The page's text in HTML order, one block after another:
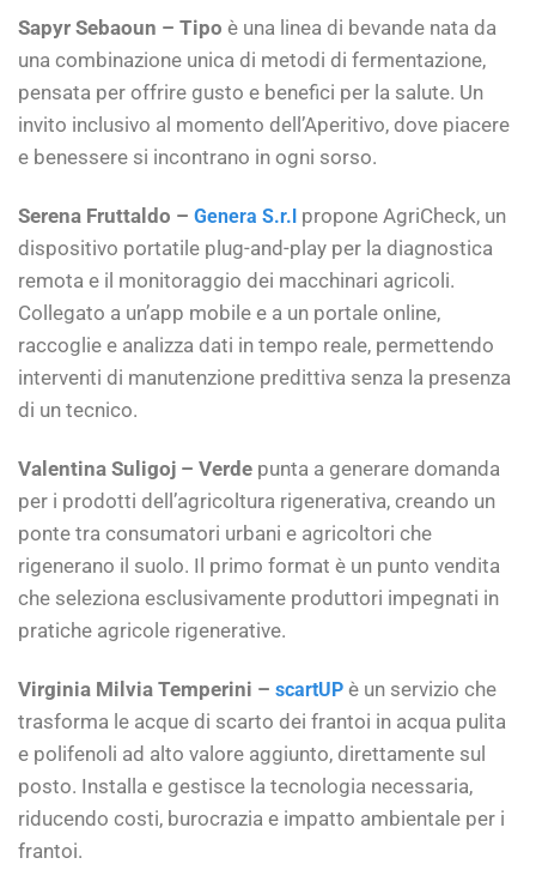
Sapyr Sebaoun – Tipo è una linea di bevande nata da
una combinazione unica di metodi di fermentazione,
pensata per offrire gusto e benefici per la salute. Un
invito inclusivo al momento dell’Aperitivo, dove piacere
e benessere si incontrano in ogni sorso.
Serena Fruttaldo – Genera S.r.l propone AgriCheck, un
dispositivo portatile plug-and-play per la diagnostica
remota e il monitoraggio dei macchinari agricoli.
Collegato a un’app mobile e a un portale online,
raccoglie e analizza dati in tempo reale, permettendo
interventi di manutenzione predittiva senza la presenza
di un tecnico.
Valentina Suligoj – Verde punta a generare domanda
per i prodotti dell’agricoltura rigenerativa, creando un
ponte tra consumatori urbani e agricoltori che
rigenerano il suolo. Il primo format è un punto vendita
che seleziona esclusivamente produttori impegnati in
pratiche agricole rigenerative.
Virginia Milvia Temperini – scartUP è un servizio che
trasforma le acque di scarto dei frantoi in acqua pulita
e polifenoli ad alto valore aggiunto, direttamente sul
posto. Installa e gestisce la tecnologia necessaria,
riducendo costi, burocrazia e impatto ambientale per i
frantoi.